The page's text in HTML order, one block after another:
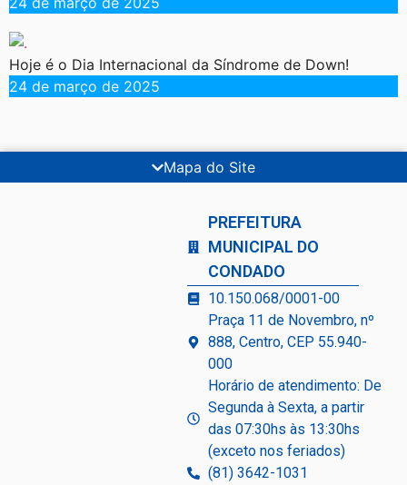
Hoje é o Dia Internacional da Síndrome de Down!
24 de março de 2025
Mapa do Site
PREFEITURA
MUNICIPAL DO
CONDADO
10.150.068/0001-00
Praça 11 de Novembro, nº
888, Centro, CEP 55.940-
000
Horário de atendimento: De
Segunda à Sexta, a partir
das 07:30hs às 13:30hs
(exceto nos feriados)
(81) 3642-1031